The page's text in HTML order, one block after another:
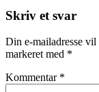
Skriv et svar
Din e-mailadresse
markeret med *
Kommentar *